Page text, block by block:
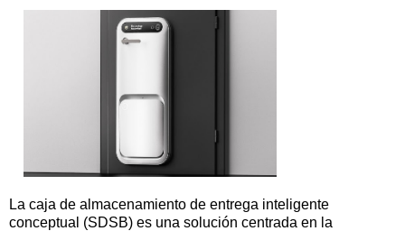
La caja de almacenamiento de entrega inteligente
conceptual (SDSB) es una solución centrada en la